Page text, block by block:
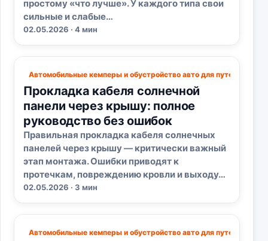
простому «что лучше». У каждого типа свои
сильные и слабые…
02.05.2026 · 4 мин
Автомобильные кемперы и обустройство авто для путешествий
Прокладка кабеля солнечной
панели через крышу: полное
руководство без ошибок
Правильная прокладка кабеля солнечных
панелей через крышу — критически важный
этап монтажа. Ошибки приводят к
протечкам, повреждению кровли и выходу…
02.05.2026 · 3 мин
Автомобильные кемперы и обустройство авто для путешествий